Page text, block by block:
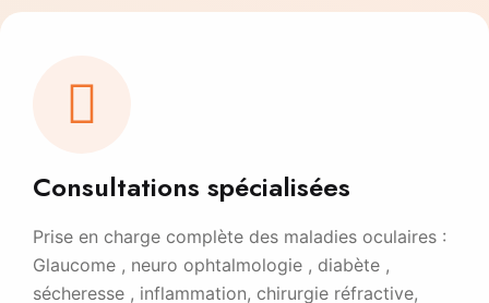
Consultations spécialisées
Prise en charge complète des maladies oculaires :
Glaucome , neuro ophtalmologie , diabète ,
sécheresse , inflammation, chirurgie réfractive,